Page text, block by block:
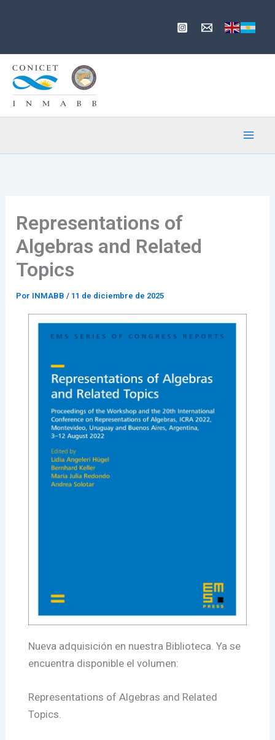
Representations of
Algebras and Related
Topics
Por INMABB/ 11 de diciembre de 2025
Nueva adquisición en nuestra Biblioteca. Ya se
encuentra disponible el volumen:
Representations of Algebras and Related
Topics.